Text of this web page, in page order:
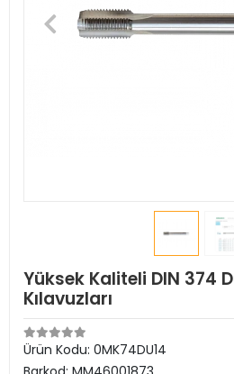
Yüksek Kaliteli DIN 374
Kılavuzları
Ürün Kodu: 0MK74DU14